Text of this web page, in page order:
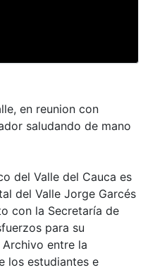
en reunion con
saludando de mano
del Valle del Cauca es
del Valle Jorge Garcés
con la Secretaría de
para su
entre la
los estudiantes e